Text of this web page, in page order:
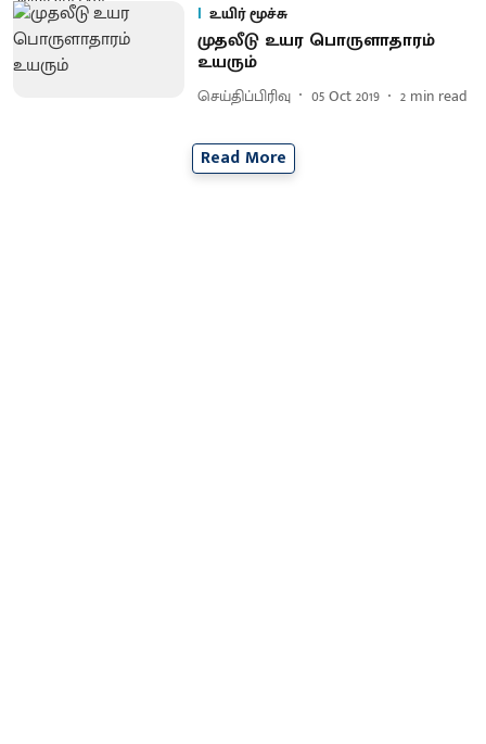
உயிர் மூச்சு
முதலீடு உயர பொருளாதாரம்
உயரும்
செய்திப்பிரிவு 05 Oct 2019 2 min read
Read More